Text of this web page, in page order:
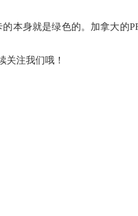
身就是绿色的。加拿大的
注我们哦！